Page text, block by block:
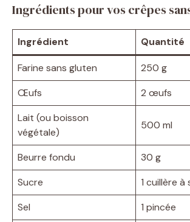
Ingrédients pour vos crêpes
Ingrédient Quantité
Farine sans gluten
250 g
Œufs
2 œufs
Lait (ou boisson
végétale)
500 ml
Beurre fondu
30 g
Sucre
1 cuillère à
Sel
1 pincée